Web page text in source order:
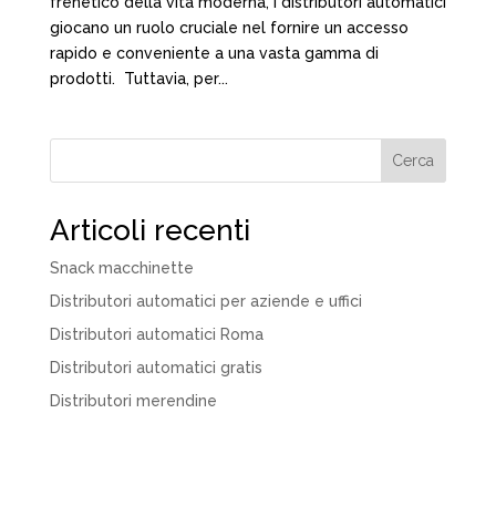
giocano un ruolo cruciale nel fornire un accesso
rapido e conveniente a una vasta gamma di
prodotti. Tuttavia, per...
Cerca
Articoli recenti
Snack macchinette
Distributori automatici per aziende e uffici
Distributori automatici Roma
Distributori automatici gratis
Distributori merendine